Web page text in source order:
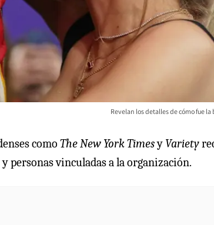
Revelan los detalles de cómo fue la
como The New York Timesy Variety
personas vinculadas a la organización.